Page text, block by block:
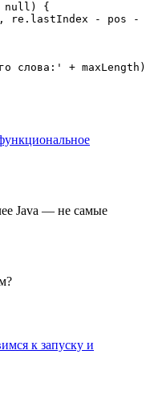
null) {
re.lastIndex - pos -
слова:' + maxLength)
Java — не самые
к запуску и